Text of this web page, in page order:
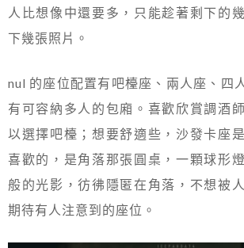
人比想像中還要多，只能趁著剩下的
下幾張照片。
nul 的座位配置有吧檯座、兩人座、四
有可容納多人的包廂。喜歡欣賞調酒
以選擇吧檯；想要舒適些，沙發卡座
喜歡的，是角落那張圓桌，一顆球形
般的光影，彷彿隱匿在角落，不想被
期待有人注意到的座位。